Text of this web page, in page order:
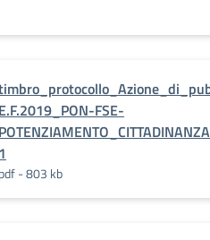
FSE-
- 803 kb